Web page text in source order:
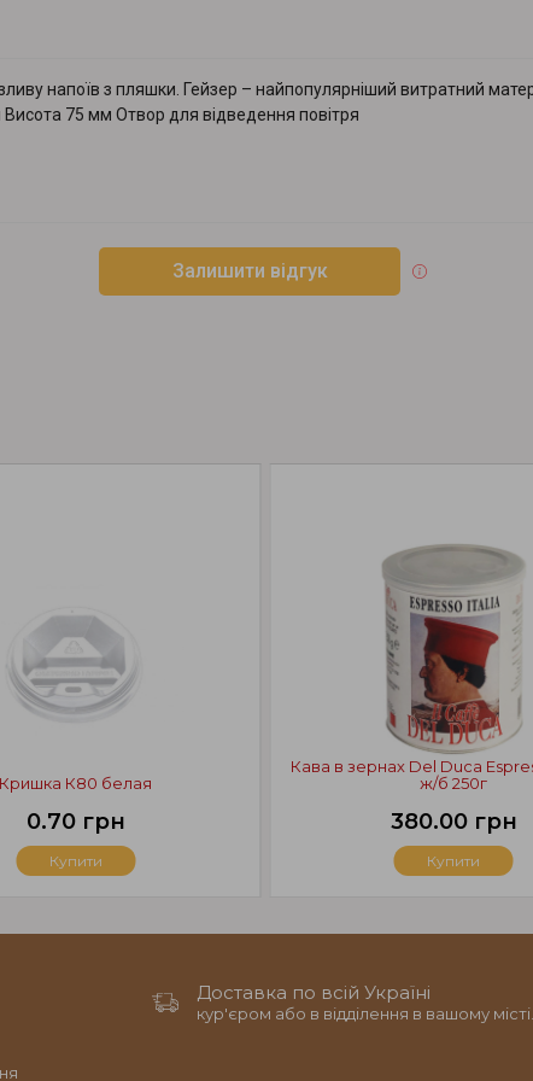
напоїв з пляшки. Гейзер – найпопулярніший витратний
75 мм Отвор для відведення повітря
Залишити відгук
Кришка К80 белая
0.70 грн
Купити
Кава в зернах Del Duca
ж/б 250г
380.00 грн
Купити
Доставка по всій Україні
кур'єром або в відділення в вашому місті.